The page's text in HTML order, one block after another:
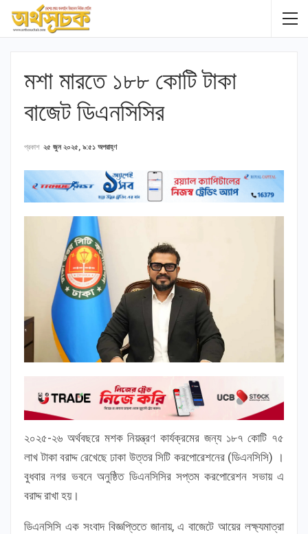
মশা মারতে ১৮৮ কোটি টাকা
বাজেট ডিএনসিসির
প্রকাশ ২৫ জুন ২০২৫, ৯:৫১ অপরাহ্ণ
২০২৫-২৬ অর্থবছরে মশক নিয়ন্ত্রণ কার্যক্রমের জন্য ১৮৭ কোটি ৭৫
লাখ টাকা বরাদ্দ রেখেছে ঢাকা উত্তর সিটি করপোরেশনের (ডিএনসিসি) ।
বুধবার নগর ভবনে অনুষ্ঠিত ডিএনসিসির সপ্তম করপোরেশন সভায় এ
বরাদ্দ রাখা হয়।
ডিএনসিসি এক সংবাদ বিজ্ঞপ্তিতে জানায়, এ বাজেটে আয়ের লক্ষ্যমাত্রা